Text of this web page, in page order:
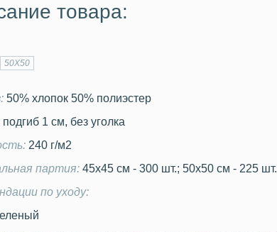
товара:
50Х50
50% хлопок 50% полиэстер
подгиб 1 см, без уголка
240 г/м2
партия: 45х45 см - 300 шт.; 50х50 см - 225 шт.
по уходу: